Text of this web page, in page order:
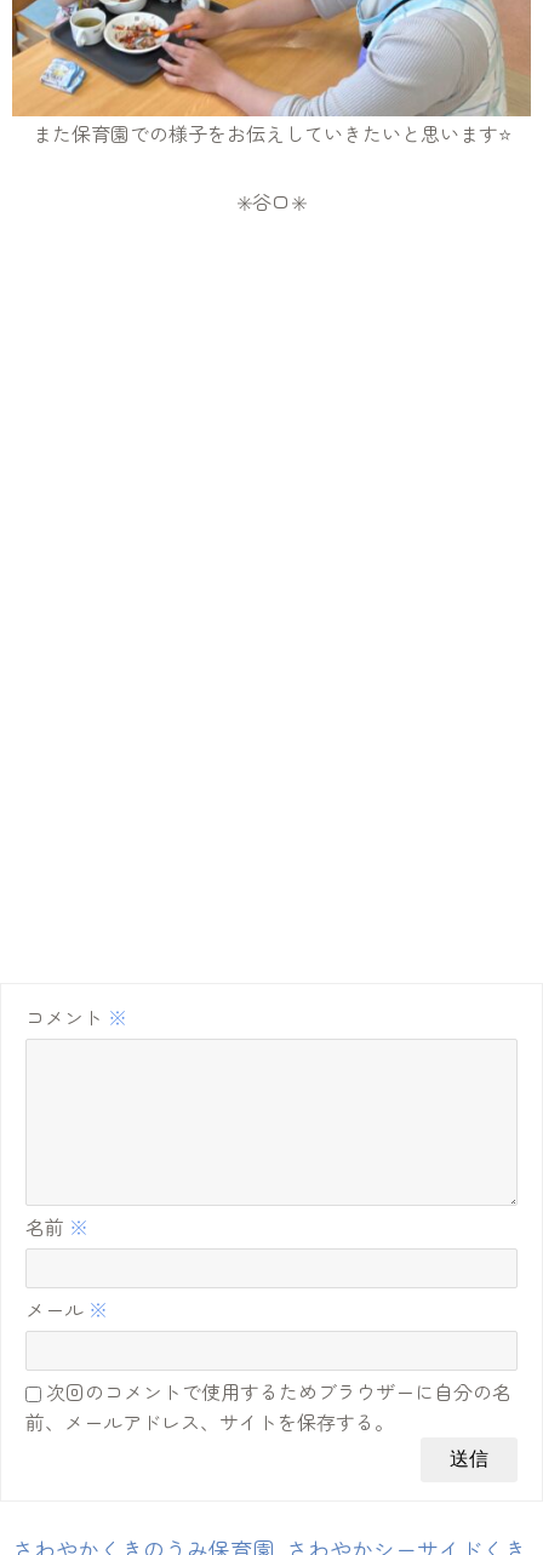
また保育園での様子をお伝えしていきたいと思います⭐️
✳️谷口✳️
コメント ※
名前 ※
メール ※
次回のコメントで使用するためブラウザーに自分の名
前、メールアドレス、サイトを保存する。
さわやかくきのうみ保育園 さわやかシーサイドくき